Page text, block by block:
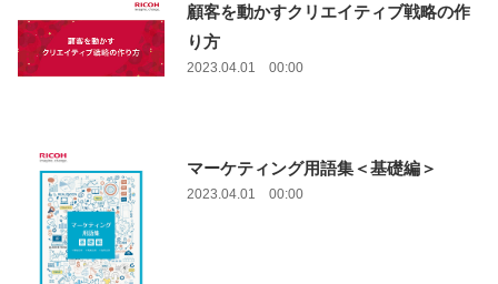
顧客を動かすクリエイティブ戦略の作
り方
2023.04.01 00:00
マーケティング用語集＜基礎編＞
2023.04.01 00:00